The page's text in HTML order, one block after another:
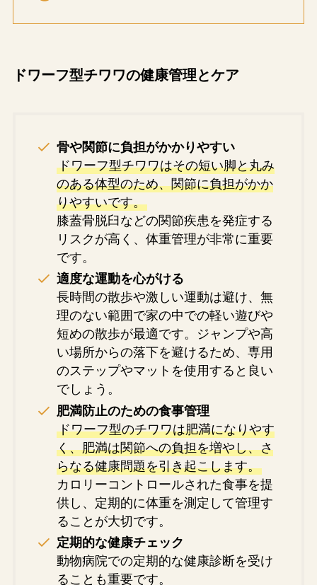
ドワーフ型チワワの健康管理とケア
骨や関節に負担がかかりやすい
ドワーフ型チワワはその短い脚と丸み
のある体型のため、関節に負担がかか
りやすいです。
膝蓋骨脱臼などの関節疾患を発症する
リスクが高く、体重管理が非常に重要
です。
適度な運動を心がける
長時間の散歩や激しい運動は避け、無
理のない範囲で家の中での軽い遊びや
短めの散歩が最適です。ジャンプや高
い場所からの落下を避けるため、専用
のステップやマットを使用すると良い
でしょう。
肥満防止のための食事管理
ドワーフ型のチワワは肥満になりやす
く、肥満は関節への負担を増やし、さ
らなる健康問題を引き起こします。
カロリーコントロールされた食事を提
供し、定期的に体重を測定して管理す
ることが大切です。
定期的な健康チェック
動物病院での定期的な健康診断を受け
ることも重要です。